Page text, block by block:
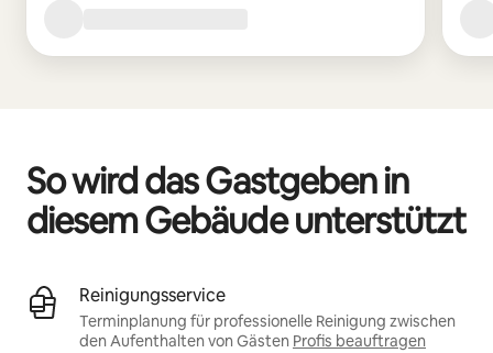
So wird das Gastgeben in
diesem Gebäude unterstützt
Reinigungsservice
Terminplanung für professionelle Reinigung zwischen
den Aufenthalten von Gästen Profis beauftragen